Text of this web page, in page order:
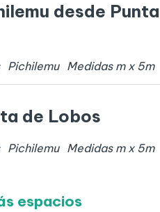
desde Punta
Pichilemu Medidas m x 5m
de Lobos
Pichilemu Medidas m x 5m
espacios